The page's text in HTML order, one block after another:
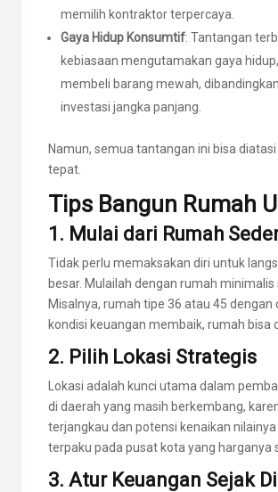
memilih kontraktor terpercaya.
Gaya Hidup Konsumtif: Tantangan
kebiasaan mengutamakan gaya
membeli barang mewah,
investasi jangka panjang.
Namun, semua tantangan ini bisa
tepat.
Tips Bangun Rumah
1. Mulai dari Rumah
Tidak perlu memaksakan diri untuk
besar. Mulailah dengan rumah minimalis
Misalnya, rumah tipe 36 atau 45
kondisi keuangan membaik, rumah bisa
2. Pilih Lokasi Strategis
Lokasi adalah kunci utama dalam
di daerah yang masih berkembang,
terjangkau dan potensi kenaikan
terpaku pada pusat kota yang harganya
3. Atur Keuangan Sejak